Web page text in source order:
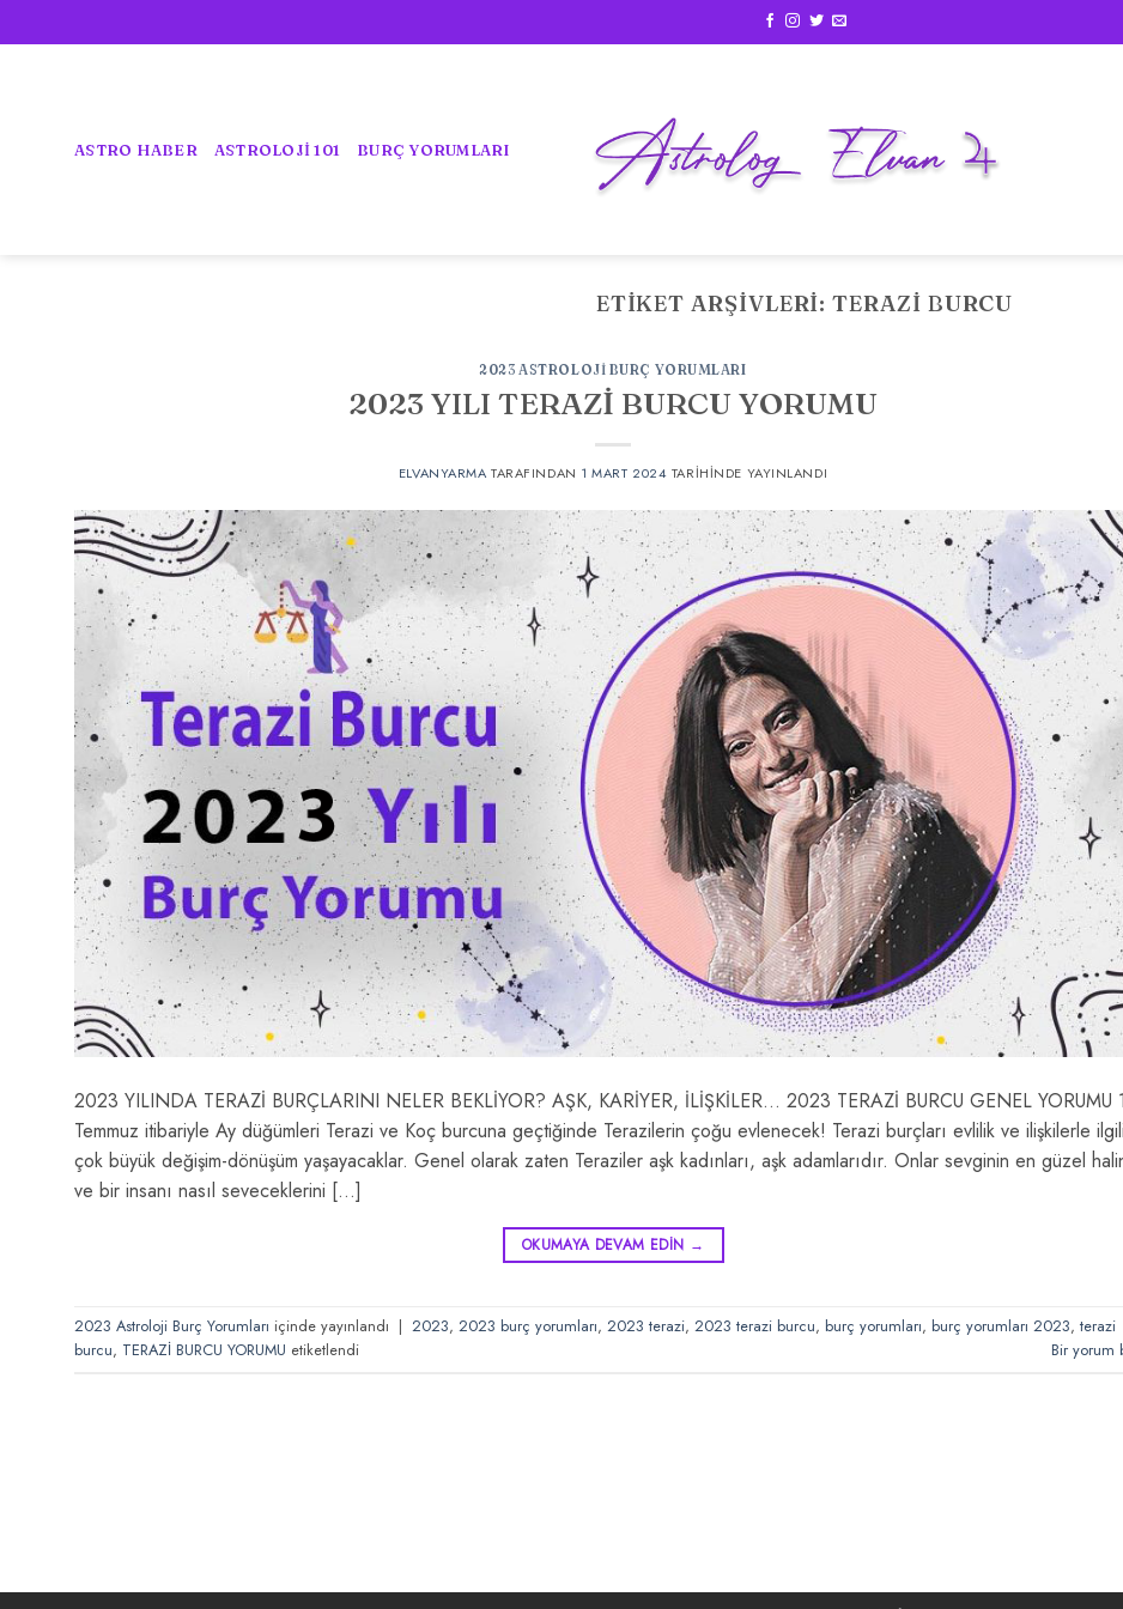
atla
ASTRO HABER ASTROLOJİ 101 BURÇ YORUMLARI
ETIKET ARŞIVLERI:TERAZI BURCU
2023 ASTROLOJI BURÇ YORUMLARI
2023 YILI TERAZİ BURCU YORUMU
ELVANYARMA TARAFINDAN 1 MART 2024 TARIHINDE YAYINLANDI
2023 YILINDA TERAZİ BURÇLARINI NELER BEKLİYOR? AŞK, KARİYER, İLİŞKİLER… 2023 TERAZİ BURCU GENEL YORUMU
Temmuz itibariyle Ay düğümleri Terazi ve Koç burcuna geçtiğinde Terazilerin çoğu evlenecek! Terazi burçları evlilik ve ilişkilerle ilgili
çok büyük değişim-dönüşüm yaşayacaklar. Genel olarak zaten Teraziler aşk kadınları, aşk adamlarıdır. Onlar sevginin en güzel
ve bir insanı nasıl seveceklerini […]
OKUMAYA DEVAM EDIN →
2023 Astroloji Burç Yorumları içinde yayınlandı | 2023, 2023 burç yorumları, 2023 terazi, 2023 terazi burcu, burç yorumları, burç yorumları 2023, terazi
burcu, TERAZİ BURCU YORUMU etiketlendi Bir yorum